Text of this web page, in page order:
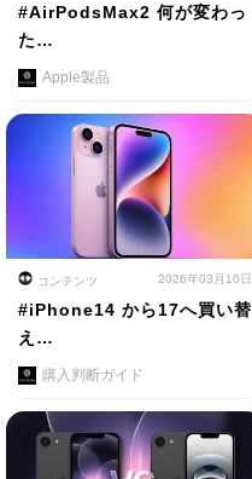
#AirPodsMax2 何が変わっ
た…
Apple製品
コンテンツ 2026年03月10日
#iPhone14 から17へ買い替
え…
購入判断ガイド